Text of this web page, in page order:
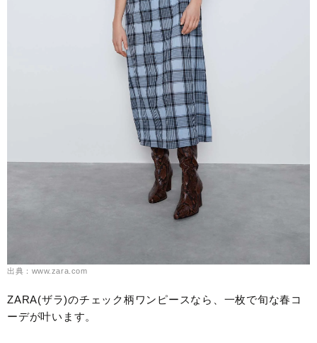
出典：www.zara.com
ZARA(ザラ)のチェック柄ワンピースなら、一枚で旬な春コ
ーデが叶います。